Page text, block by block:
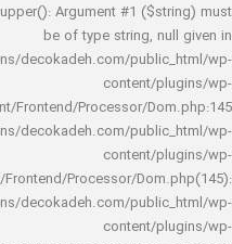
strtoupper(): Argument #1
be of type string,
domains/decokadeh.com/
Frontend/Processor/
domains/decokadeh.com/
Frontend/Processor/
domains/decokadeh.com/